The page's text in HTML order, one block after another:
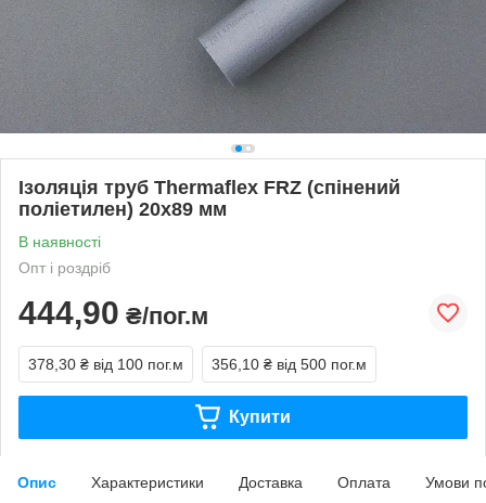
Ізоляція труб Thermaflex FRZ (спінений
поліетилен) 20х89 мм
В наявності
Опт і роздріб
444,90 ₴/пог.м
378,30 ₴ від 100 пог.м 356,10 ₴ від 500 пог.м
Купити
Опис Характеристики Доставка Оплата Умови